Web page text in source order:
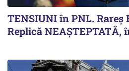
TENSIUNI în PNL. Rareș
Replică NEAȘTEPTATĂ,